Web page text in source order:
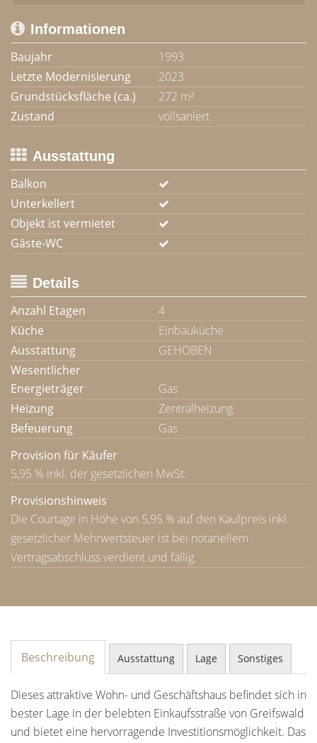
Informationen
Baujahr
1993
Letzte Modernisierung
2023
Grundstücksfläche (ca.)
272 m²
Zustand
vollsaniert
Ausstattung
Balkon
Unterkellert
Objekt ist vermietet
Gäste-WC
Details
Anzahl Etagen
4
Küche
Einbauküche
Ausstattung
GEHOBEN
Wesentlicher
Energieträger
Gas
Heizung
Zentralheizung
Befeuerung
Gas
Provision für Käufer
5,95 % inkl. der gesetzlichen MwSt.
Provisionshinweis
Die Courtage in Höhe von 5,95 % auf den Kaufpreis inkl.
gesetzlicher Mehrwertsteuer ist bei notariellem
Vertragsabschluss verdient und fällig.
Beschreibung Ausstattung Lage Sonstiges
Dieses attraktive Wohn- und Geschäftshaus befindet sich in
bester Lage in der belebten Einkaufsstraße von Greifswald
und bietet eine hervorragende Investitionsmöglichkeit. Das